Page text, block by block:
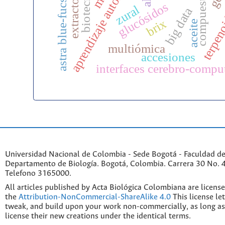
big data
interfaces cerebro-
multiómica
glucósidos
zural
accesiones
aceite
brix
astra blue-fucsina
Universidad Nacional de Colombia - Sede Bogotá - Faculdad
Departamento de Biología. Bogotá, Colombia. Carrera 30 No.
Telefono 3165000.
All articles published by Acta Biológica Colombiana are
the Attribution-NonCommercial-ShareAlike 4.0 This license
tweak, and build upon your work non-commercially, as long
license their new creations under the identical terms.